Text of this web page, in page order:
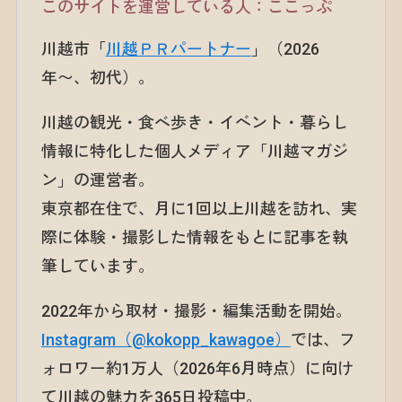
このサイトを運営している人：ここっぷ
川越市「川越ＰＲパートナー 」（2026
年〜、初代）。
川越の観光・食べ歩き・イベント・暮らし
情報に特化した個人メディア「川越マガジ
ン」の運営者。
東京都在住で、月に1回以上川越を訪れ、実
際に体験・撮影した情報をもとに記事を執
筆しています。
2022年から取材・撮影・編集活動を開始。
Instagram（@kokopp_kawagoe） では、フ
ォロワー約1万人（2026年6月時点）に向け
て川越の魅力を365日投稿中。